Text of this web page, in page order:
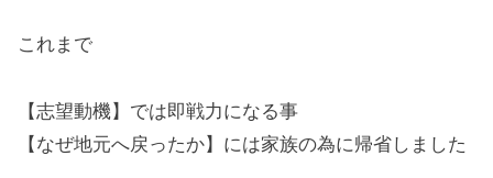
これまで
【志望動機】では即戦力になる事
【なぜ地元へ戻ったか】には家族の為に帰省しました